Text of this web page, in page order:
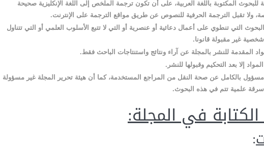
للبحوث المكتوبة باللغة العربية، على أن تكون ترجمة الملخص إلى اللغة الإنكليزية صحيحة
ولا تقبل الترجمة الحرفية للنصوص عن طريق مواقع الترجمة على الإنترنت.
التي تنطوي على أعمال دعائية أو عنصرية أو التي لا تتبع الأسلوب العلمي أو التي تتناول
غير مقبولة قانونا.
المقدمة للنشر بالمجلة عن آراء ونتائج واستنتاجات الباحث فقط.
إلا بعد التحكيم وقبولها للنشر.
بالكامل عن صحة النقل من المراجع المستخدمة، كما أن هيئة تحرير المجلة غير مسؤولة
علمية تتم في هذه البحوث.
في المجلة:
: